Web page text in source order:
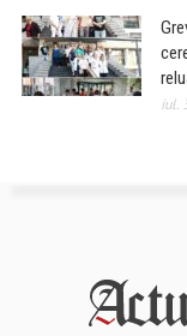
iul.